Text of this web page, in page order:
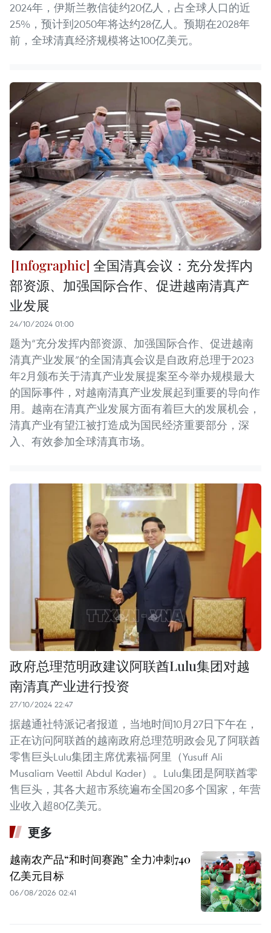
2024年，伊斯兰教信徒约20亿人，占全球人口的近
25%，预计到2050年将达约28亿人。预期在2028年
前，全球清真经济规模将达100亿美元。
全国清真会议：充分发挥内
部资源、加强国际合作、促进越南清真产
业发展
24/10/2024 01:00
题为“充分发挥内部资源、加强国际合作、促进越南
清真产业发展”的全国清真会议是自政府总理于2023
年2月颁布关于清真产业发展提案至今举办规模最大
的国际事件，对越南清真产业发展起到重要的导向作
用。越南在清真产业发展方面有着巨大的发展机会，
清真产业有望江被打造成为国民经济重要部分，深
入、有效参加全球清真市场。
政府总理范明政建议阿联酋Lulu集团对越
南清真产业进行投资
27/10/2024 22:47
据越通社特派记者报道，当地时间10月27日下午在，
正在访问阿联酋的越南政府总理范明政会见了阿联酋
零售巨头Lulu集团主席优素福·阿里（Yusuff Ali
Musaliam Veettil Abdul Kader）。Lulu集团是阿联酋零
售巨头，其各大超市系统遍布全国20多个国家，年营
业收入超80亿美元。
更多
越南农产品“和时间赛跑” 全力冲刺740
亿美元目标
06/08/2026 02:41